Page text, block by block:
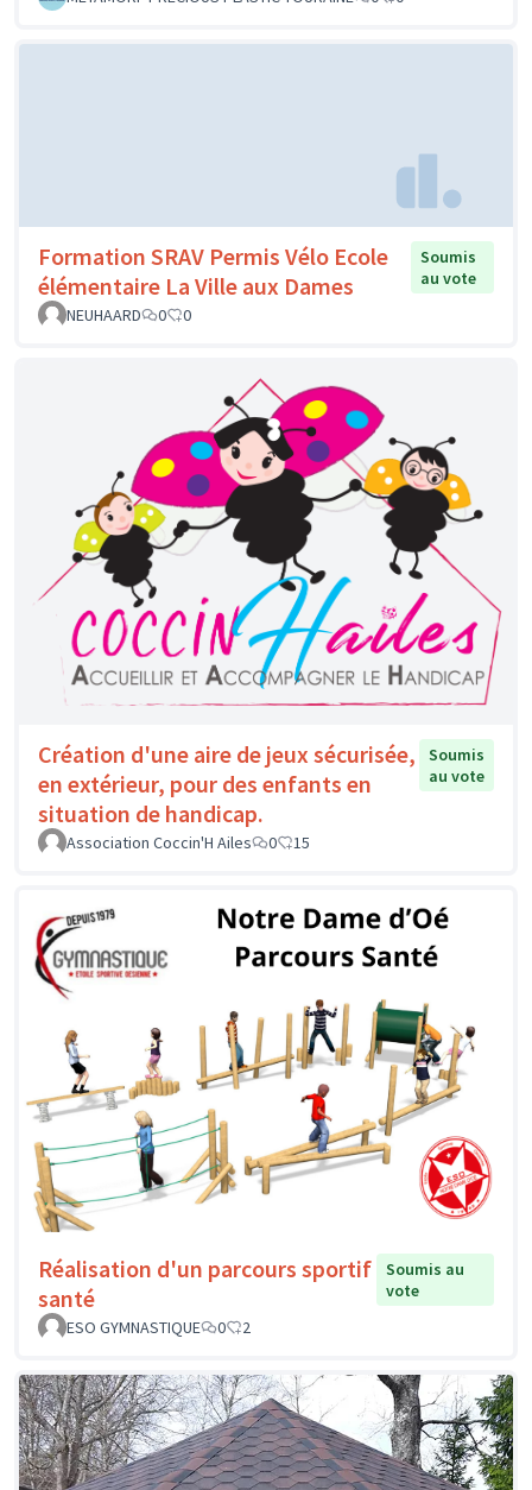
Formation SRAV Permis Vélo Ecole
élémentaire La Ville aux Dames
Soumis
au vote
NEUHAARD
0 0
Création d'une aire de jeux sécurisée,
en extérieur, pour des enfants en
situation de handicap.
Soumis
au vote
Association Coccin'H Ailes 0 15
Réalisation d'un parcours sportif
santé
Soumis au
vote
ESO GYMNASTIQUE
0 2